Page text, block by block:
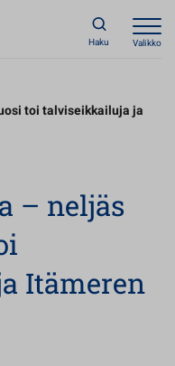
Haku Valikko
toi talviseikkailuja ja
– neljäs
Itämeren